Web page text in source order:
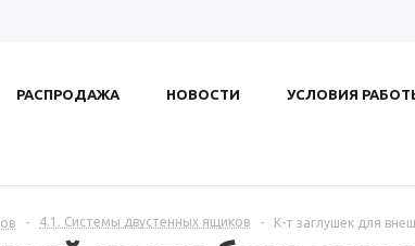
РАСПРОДАЖА НОВОСТИ УСЛОВИЯ
- 4.1. Системы двустенных ящиков - К-т заглушек для